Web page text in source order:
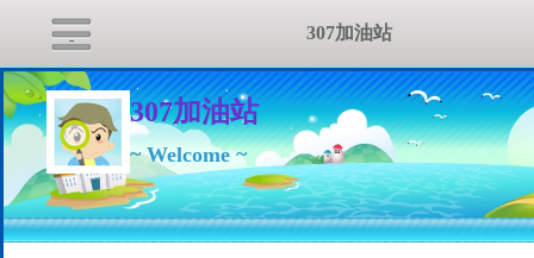
307加油站
~ Welcome ~
307加油站